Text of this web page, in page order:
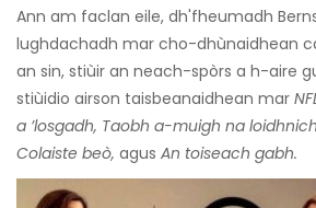
Ann am faclan eile, dh'fheumadh
lughdachadh mar cho-dhùnaidhean
an sin, stiùir an neach-spòrs a h-aire
stiùidio airson taisbeanaidhean mar
a ’losgadh, Taobh a-muigh na
Colaiste beò, agus An toiseach gabh.